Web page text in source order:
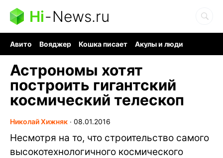
Hi-News.ru
Авито Вояджер Кошка писает
Акулы и люди
Астрономы хотят
построить гигантский
космический телескоп
Николай Хижняк ∙ 08.01.2016
Несмотря на то, что строительство самого
высокотехнологичного космического